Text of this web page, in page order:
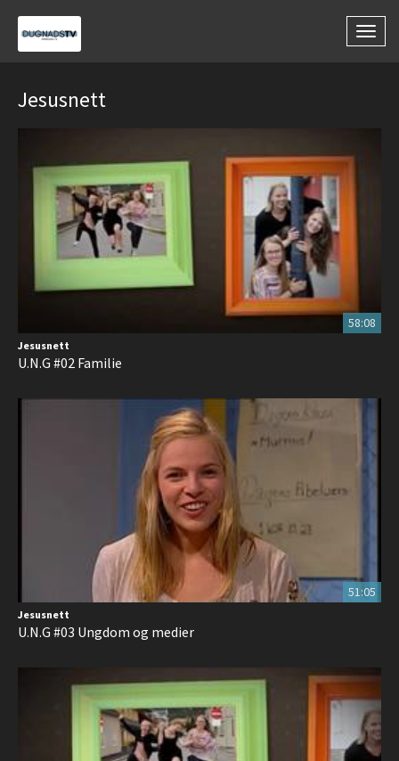
Jesusnett
58:08
Jesusnett
U.N.G #02 Familie
51:05
Jesusnett
U.N.G #03 Ungdom og medier